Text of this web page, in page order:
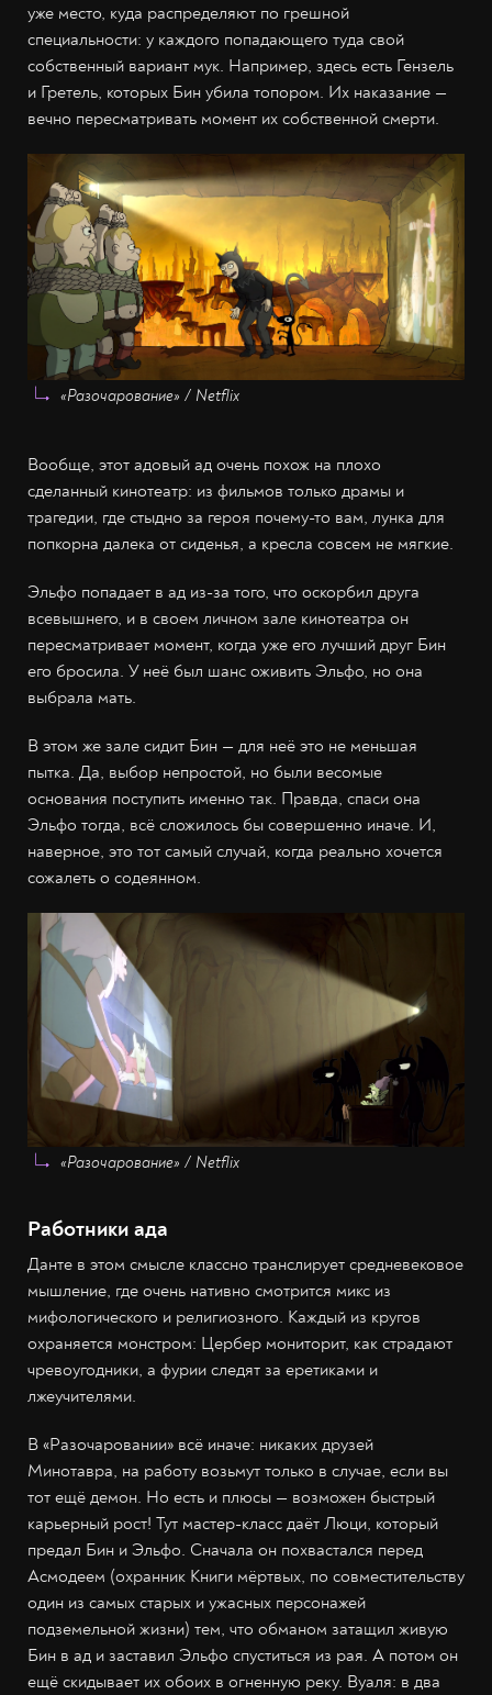
уже место, куда распределяют по грешной
специальности: у каждого попадающего туда свой
собственный вариант мук. Например, здесь есть Гензель
и Гретель, которых Бин убила топором. Их наказание —
вечно пересматривать момент их собственной смерти.
«Разочарование» / Netflix
Вообще, этот адовый ад очень похож на плохо
сделанный кинотеатр: из фильмов только драмы и
трагедии, где стыдно за героя почему-то вам, лунка для
попкорна далека от сиденья, а кресла совсем не мягкие.
Эльфо попадает в ад из-за того, что оскорбил друга
всевышнего, и в своем личном зале кинотеатра он
пересматривает момент, когда уже его лучший друг Бин
его бросила. У неё был шанс оживить Эльфо, но она
выбрала мать.
В этом же зале сидит Бин — для неё это не меньшая
пытка. Да, выбор непростой, но были весомые
основания поступить именно так. Правда, спаси она
Эльфо тогда, всё сложилось бы совершенно иначе. И,
наверное, это тот самый случай, когда реально хочется
сожалеть о содеянном.
«Разочарование» / Netflix
Работники ада
Данте в этом смысле классно транслирует средневековое
мышление, где очень нативно смотрится микс из
мифологического и религиозного. Каждый из кругов
охраняется монстром: Цербер мониторит, как страдают
чревоугодники, а фурии следят за еретиками и
лжеучителями.
В «Разочаровании» всё иначе: никаких друзей
Минотавра, на работу возьмут только в случае, если вы
тот ещё демон. Но есть и плюсы — возможен быстрый
карьерный рост! Тут мастер-класс даёт Люци, который
предал Бин и Эльфо. Сначала он похвастался перед
Асмодеем (охранник Книги мёртвых, по совместительству
один из самых старых и ужасных персонажей
подземельной жизни) тем, что обманом затащил живую
Бин в ад и заставил Эльфо спуститься из рая. А потом он
ещё скидывает их обоих в огненную реку. Вуаля: в два